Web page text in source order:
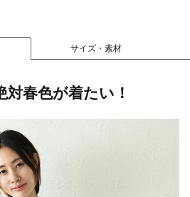
サイズ・素材
春色が着たい！